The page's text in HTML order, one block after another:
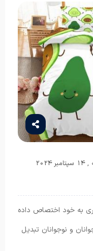
به خود اختصاص داده
و نوجوانان تبدیل